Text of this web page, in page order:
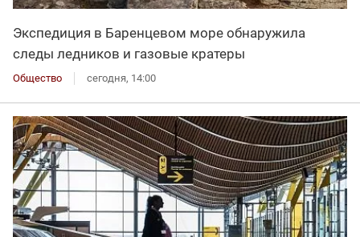
Экспедиция в Баренцевом море обнаружила
следы ледников и газовые кратеры
Общество сегодня, 14:00